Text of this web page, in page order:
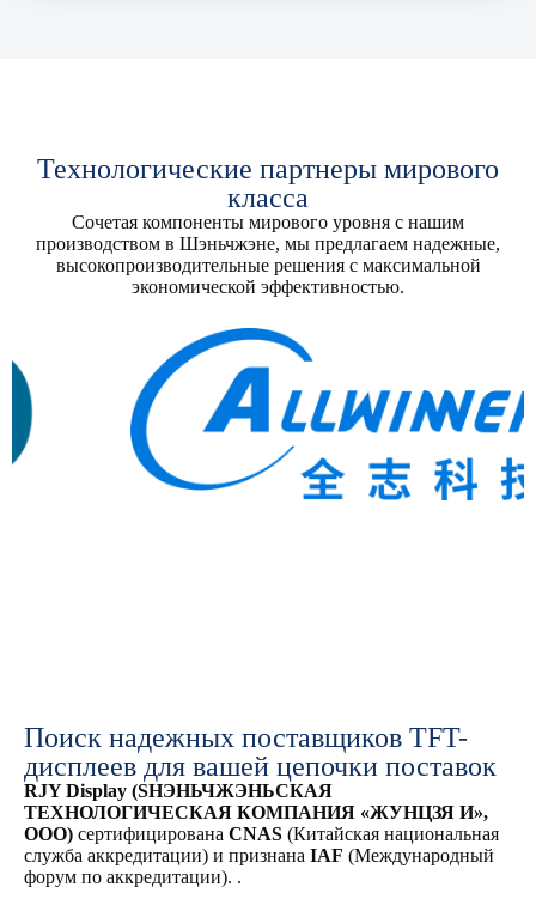
Технологические партнеры мирового
класса
Сочетая компоненты мирового уровня с нашим
производством в Шэньчжэне, мы предлагаем надежные,
высокопроизводительные решения с максимальной
экономической эффективностью.
Поиск надежных поставщиков TFT-
дисплеев для вашей цепочки поставок
RJY Display (SHЭНЬЧЖЭНЬСКАЯ
ТЕХНОЛОГИЧЕСКАЯ КОМПАНИЯ «ЖУНЦЗЯ И»,
ООО) сертифицирована CNAS (Китайская национальная
служба аккредитации) и признана IAF (Международный
форум по аккредитации). .